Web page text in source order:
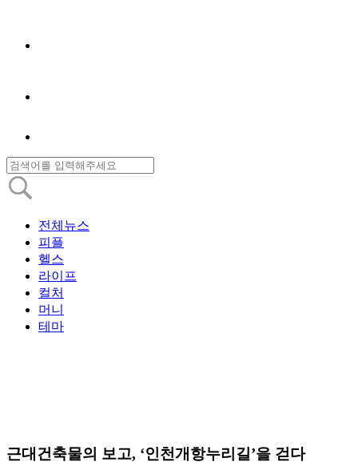
전체뉴스
피플
헬스
라이프
컬처
머니
테마
근대건축물의 보고, ‘인천개항누리길’을 걷다